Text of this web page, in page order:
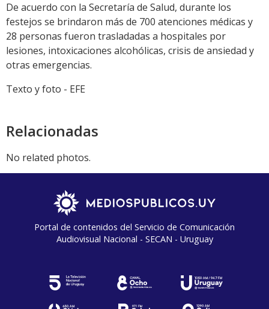
De acuerdo con la Secretaría de Salud, durante los
festejos se brindaron más de 700 atenciones médicas y
28 personas fueron trasladadas a hospitales por
lesiones, intoxicaciones alcohólicas, crisis de ansiedad y
otras emergencias.
Texto y foto - EFE
Relacionadas
No related photos.
Portal de contenidos del Servicio de Comunicación
Audiovisual Nacional - SECAN - Uruguay